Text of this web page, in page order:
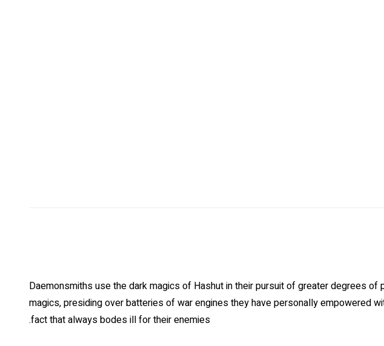
Daemonsmiths use the dark magics of Hashut in their pursuit of greater degrees
magics, presiding over batteries of war engines they have personally empowered
fact that always bodes ill for their enemies.